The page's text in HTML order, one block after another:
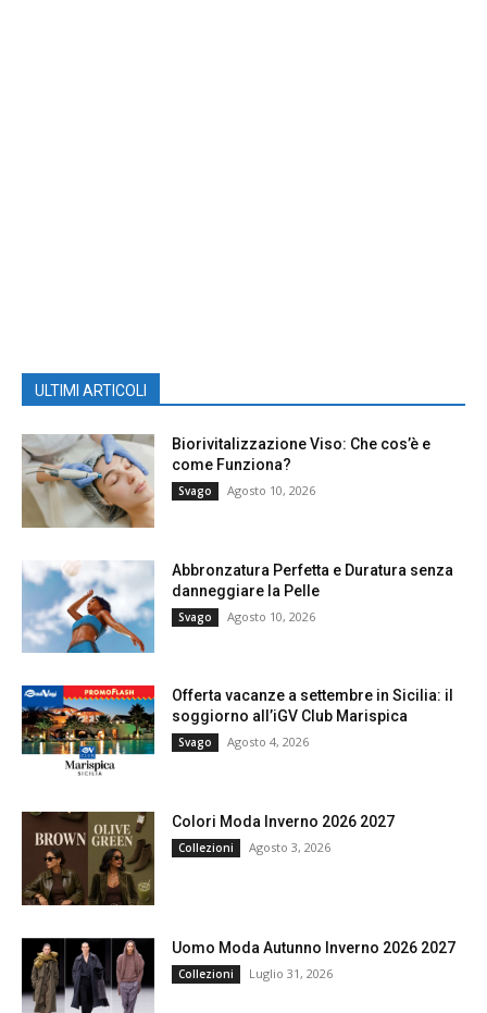
ULTIMI ARTICOLI
Biorivitalizzazione Viso: Che cos’è e
come Funziona?
Svago Agosto 10, 2026
Abbronzatura Perfetta e Duratura senza
danneggiare la Pelle
Svago Agosto 10, 2026
Offerta vacanze a settembre in Sicilia: il
soggiorno all’iGV Club Marispica
Svago Agosto 4, 2026
Colori Moda Inverno 2026 2027
Collezioni Agosto 3, 2026
Uomo Moda Autunno Inverno 2026 2027
Collezioni Luglio 31, 2026